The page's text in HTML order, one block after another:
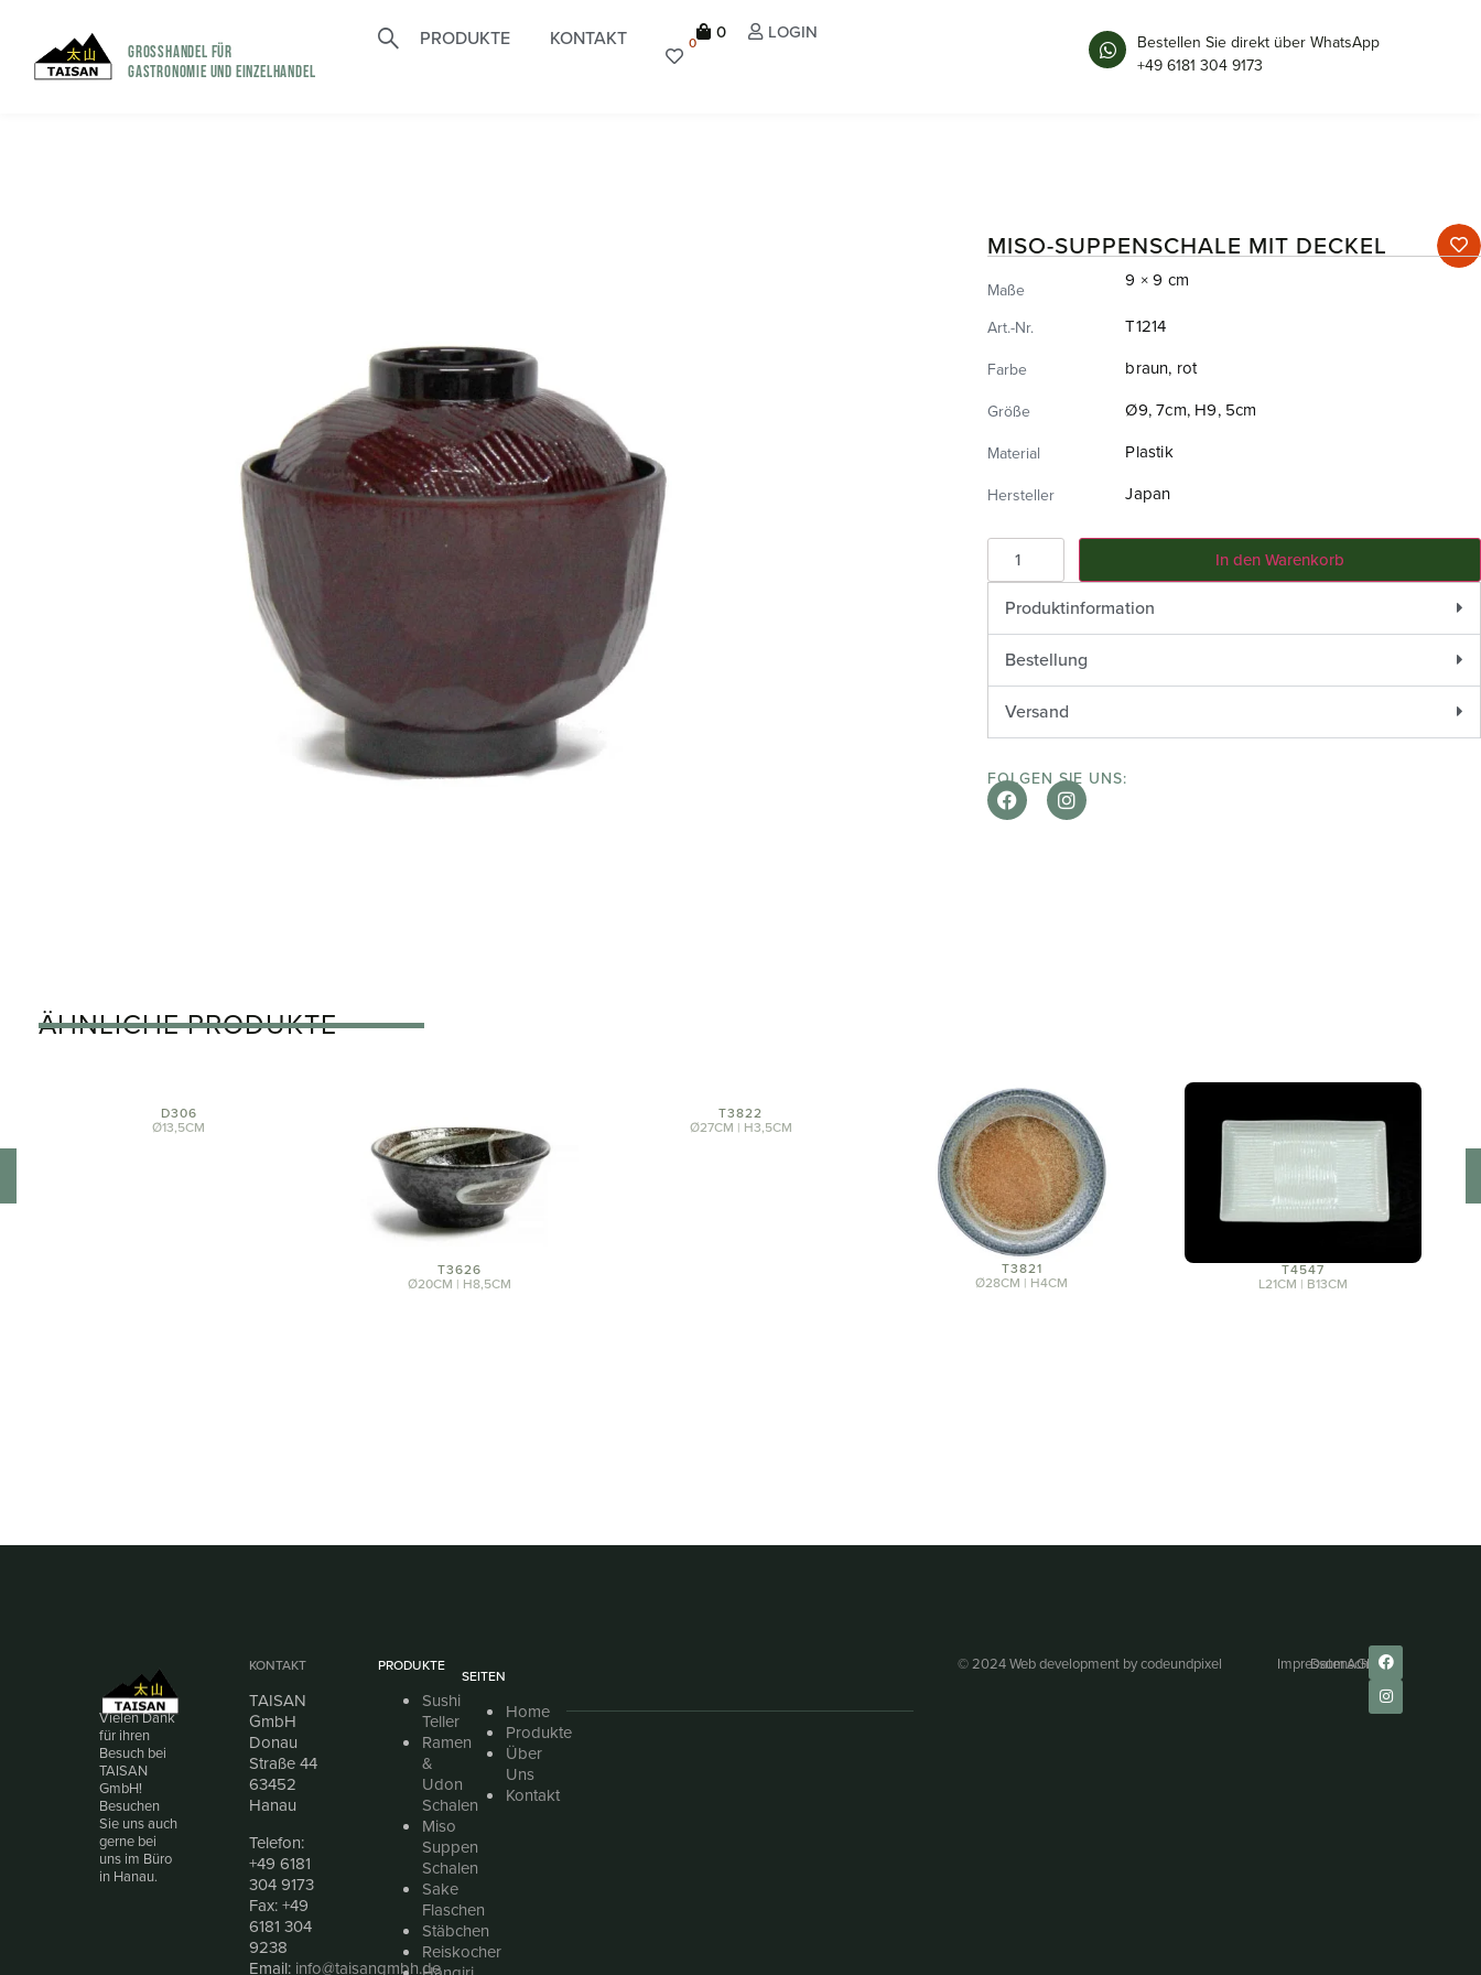
GROSSHANDEL FÜR
GASTRONOMIE UND EINZELHANDEL
PRODUKTE KONTAKT 0 0 LOGIN
Bestellen Sie direkt über WhatsApp
+49 6181 304 9173
MISO-SUPPENSCHALE MIT DECKEL
Maße 9 × 9 cm
Art.-Nr. T1214
Farbe braun, rot
Größe Ø9, 7cm, H9, 5cm
Material Plastik
Hersteller Japan
In den Warenkorb
Produktinformation
Bestellung
Versand
FOLGEN SIE UNS:
ÄHNLICHE PRODUKTE
D306
Ø13,5CM
T3626
Ø20CM | H8,5CM
T3822
Ø27CM | H3,5CM
T3821
Ø28CM | H4CM
T4547
L21CM | B13CM
Vielen Dank
für ihren
Besuch bei
TAISAN
GmbH!
Besuchen
Sie uns auch
gerne bei
uns im Büro
in Hanau.
KONTAKT
TAISAN
GmbH
Donau
Straße 44
63452
Hanau
Telefon:
+49 6181
304 9173
Fax: +49
6181 304
9238
Email: info@taisangmbh.de
PRODUKTE
Sushi
Teller
Ramen
&
Udon
Schalen
Miso
Suppen
Schalen
Sake
Flaschen
Stäbchen
Reiskocher
SEITEN
Home
Produkte
Über
Uns
Kontakt
© 2024 Web development bycodeundpixel ImpressumDatenschutz
AGB